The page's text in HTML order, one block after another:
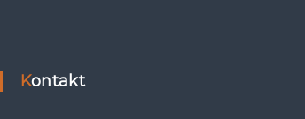
Kontakt